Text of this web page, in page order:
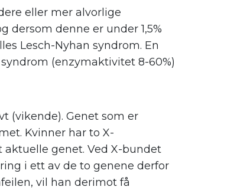
eller mer alvorlige
dersom denne er under 1,5%
Lesch-Nyhan syndrom. En
(enzymaktivitet 8-60%)
(vikende). Genet som er
Kvinner har to X-
genet. Ved X-bundet
i ett av de to genene derfor
vil han derimot få